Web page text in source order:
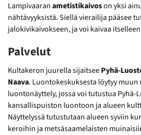
Lampivaaranametistikaivoson yksi
nähtävyyksistä. Siellä vierailija pääsee
jalokivikaivokseen, ja voi kaivaa
Palvelut
Kultakeron juurella sijaitseePyhä-
Naava. Luontokeskuksesta löytyy muun
luontonäyttely, jossa voi tutustua Pyhä-
kansallispuiston luontoon ja alueen
Näyttelyssä tutustutaan alueen syviin
keroihin ja metsäsaamelaisten